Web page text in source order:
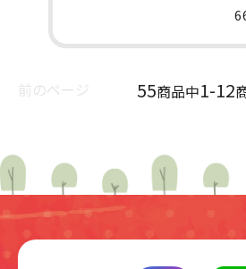
前のページ 55商品中1-12